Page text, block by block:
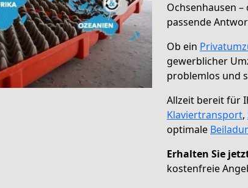
Ochsenhausen
passende
Ob ein
gewerblicher
problemlos und
Allzeit bereit für
Klaviertransport,
optimale
Erhalten Sie
kostenfreie